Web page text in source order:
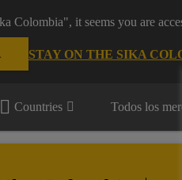
Colombia", it seems you are
STAY ON THE SIKA
Countries Todos los